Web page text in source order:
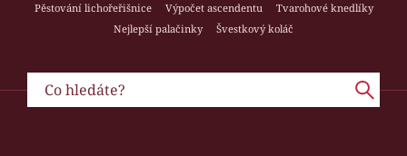
Pěstování lichořeřišnice
Výpočet ascendentu
Tvarohové knedlíky
Nejlepší palačinky
Švestkový koláč